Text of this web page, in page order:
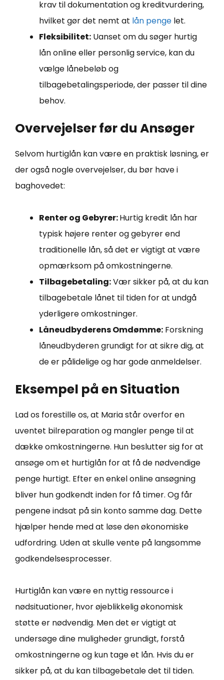
krav til dokumentation og kreditvurdering,
hvilket gør det nemt at lån penge let.
Fleksibilitet: Uanset om du søger hurtig
lån online eller personlig service, kan du
vælge lånebeløb og
tilbagebetalingsperiode, der passer til dine
behov.
Overvejelser før du Ansøger
Selvom hurtiglån kan være en praktisk løsning, er
der også nogle overvejelser, du bør have i
baghovedet:
Renter og Gebyrer:Hurtig kredit lån har
typisk højere renter og gebyrer end
traditionelle lån, så det er vigtigt at være
opmærksom på omkostningerne.
Tilbagebetaling:Vær sikker på, at du kan
tilbagebetale lånet til tiden for at undgå
yderligere omkostninger.
Låneudbyderens Omdømme: Forskning
låneudbyderen grundigt for at sikre dig, at
de er pålidelige og har gode anmeldelser.
Eksempel på en Situation
Lad os forestille os, at Maria står overfor en
uventet bilreparation og mangler penge til at
dække omkostningerne. Hun beslutter sig for at
ansøge om et hurtiglån for at få de nødvendige
penge hurtigt. Efter en enkel online ansøgning
bliver hun godkendt inden for få timer. Og får
pengene indsat på sin konto samme dag. Dette
hjælper hende med at løse den økonomiske
udfordring. Uden at skulle vente på langsomme
godkendelsesprocesser.
Hurtiglån kan være en nyttig ressource i
nødsituationer, hvor øjeblikkelig økonomisk
støtte er nødvendig. Men det er vigtigt at
undersøge dine muligheder grundigt, forstå
omkostningerne og kun tage et lån. Hvis du er
sikker på, at du kan tilbagebetale det til tiden.